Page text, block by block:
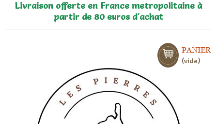
Livraison offerte en France metropolitaine à
partir de 80 euros d'achat
PANIER
vide